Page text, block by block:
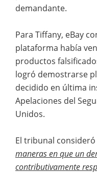
demandante.
Para Tiffany, eBay
plataforma había
productos
logró demostrarse
decidido en última
Apelaciones del
Unidos.
El tribunal
maneras en que un
contributivamente